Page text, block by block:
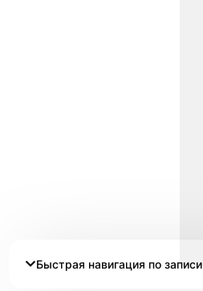
Быстрая навигация по записи